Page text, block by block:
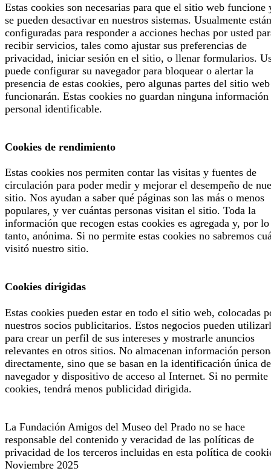
Estas cookies son necesarias para que el sitio web funcione
se pueden desactivar en nuestros sistemas. Usualmente están
configuradas para responder a acciones hechas por usted
recibir servicios, tales como ajustar sus preferencias de
privacidad, iniciar sesión en el sitio, o llenar formularios.
puede configurar su navegador para bloquear o alertar la
presencia de estas cookies, pero algunas partes del sitio
funcionarán. Estas cookies no guardan ninguna información
personal identificable.
Cookies de rendimiento
Estas cookies nos permiten contar las visitas y fuentes de
circulación para poder medir y mejorar el desempeño de
sitio. Nos ayudan a saber qué páginas son las más o menos
populares, y ver cuántas personas visitan el sitio. Toda la
información que recogen estas cookies es agregada y, por lo
tanto, anónima. Si no permite estas cookies no sabremos
visitó nuestro sitio.
Cookies dirigidas
Estas cookies pueden estar en todo el sitio web, colocadas
nuestros socios publicitarios. Estos negocios pueden
para crear un perfil de sus intereses y mostrarle anuncios
relevantes en otros sitios. No almacenan información
directamente, sino que se basan en la identificación única
navegador y dispositivo de acceso al Internet. Si no permite
cookies, tendrá menos publicidad dirigida.
La Fundación Amigos del Museo del Prado no se hace
responsable del contenido y veracidad de las políticas de
privacidad de los terceros incluidas en esta política de
Noviembre 2025